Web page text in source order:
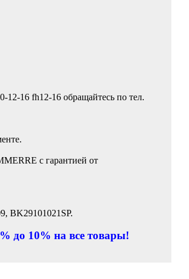
12-16 fh12-16 обращайтесь по тел.
с гарантией от
BK29101021SP.
до 10% на все товары!